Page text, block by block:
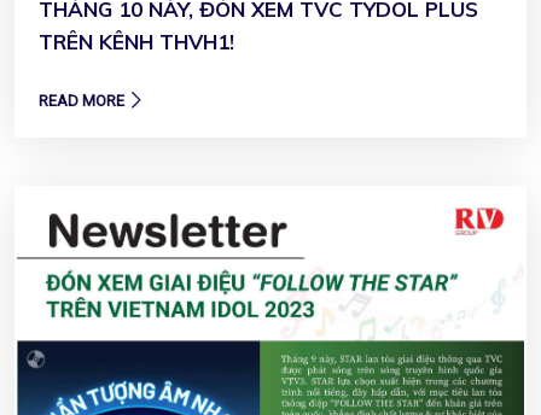
THÁNG 10 NÀY, ĐÓN XEM TVC TYDOL PLUS
TRÊN KÊNH THVH1!
READ MORE